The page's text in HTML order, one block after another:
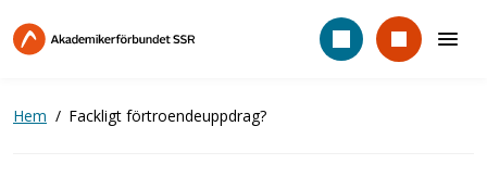
till
Hem Fackligt förtroendeuppdrag?